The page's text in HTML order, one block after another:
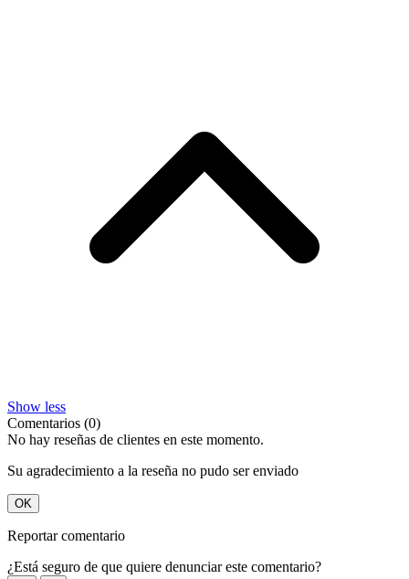
Show less
Comentarios (0)
No hay reseñas de clientes en este momento.
Su agradecimiento a la reseña no pudo ser enviado
OK
Reportar comentario
¿Está seguro de que quiere denunciar este comentario?